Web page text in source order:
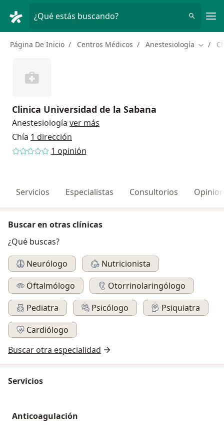
¿Qué estás buscando?
Página De Inicio Centros Médicos Anestesiología
Clinica Universidad de la Sabana
Anestesiología ver más
Chía 1 dirección
1 opinión
Servicios Especialistas Consultorios
Buscar en otras clínicas
¿Qué buscas?
Neurólogo
Nutricionista
Oftalmólogo
Otorrinolaringólogo
Pediatra
Psicólogo
Psiquiatra
Cardiólogo
Buscar otra especialidad
Servicios
Anticoagulación